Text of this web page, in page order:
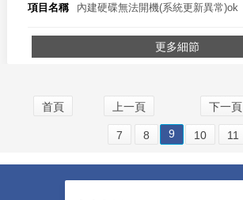
項目名稱 內建硬碟無法開機(系統更新異常)ok
更多細節
首頁 上一頁
7 8 9 10 11
下一頁